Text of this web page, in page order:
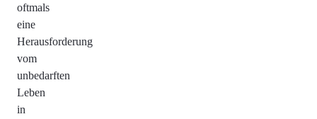
oftmals
eine
Herausforderung
vom
unbedarften
Leben
in